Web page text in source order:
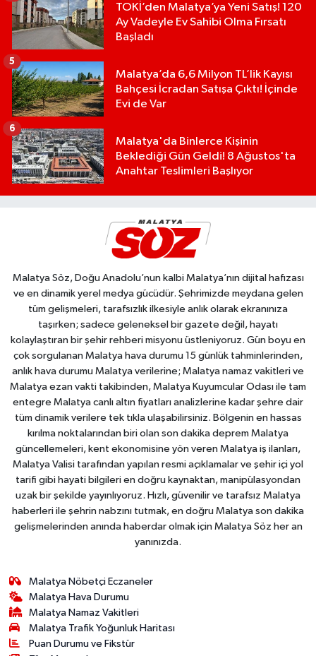
TOKİ’den Malatya’ya Yeni Satış! 120
Ay Vadeyle Ev Sahibi Olma Fırsatı
Başladı
Malatya’da 6,6 Milyon TL’lik Kayısı
Bahçesi İcradan Satışa Çıktı! İçinde
Evi de Var
5
Malatya'da Binlerce Kişinin
Beklediği Gün Geldi! 8 Ağustos'ta
Anahtar Teslimleri Başlıyor
6
Malatya Söz, Doğu Anadolu’nun kalbi Malatya’nın dijital hafızası
ve en dinamik yerel medya gücüdür. Şehrimizde meydana gelen
tüm gelişmeleri, tarafsızlık ilkesiyle anlık olarak ekranınıza
taşırken; sadece geleneksel bir gazete değil, hayatı
kolaylaştıran bir şehir rehberi misyonu üstleniyoruz. Gün boyu en
çok sorgulanan Malatya hava durumu 15 günlük tahminlerinden,
anlık hava durumu Malatya verilerine; Malatya namaz vakitleri ve
Malatya ezan vakti takibinden, Malatya Kuyumcular Odası ile tam
entegre Malatya canlı altın fiyatları analizlerine kadar şehre dair
tüm dinamik verilere tek tıkla ulaşabilirsiniz. Bölgenin en hassas
kırılma noktalarından biri olan son dakika deprem Malatya
güncellemeleri, kent ekonomisine yön veren Malatya iş ilanları,
Malatya Valisi tarafından yapılan resmi açıklamalar ve şehir içi yol
tarifi gibi hayati bilgileri en doğru kaynaktan, manipülasyondan
uzak bir şekilde yayınlıyoruz. Hızlı, güvenilir ve tarafsız Malatya
haberleri ile şehrin nabzını tutmak, en doğru Malatya son dakika
gelişmelerinden anında haberdar olmak için Malatya Söz her an
yanınızda.
Malatya Nöbetçi Eczaneler
Malatya Hava Durumu
Malatya Namaz Vakitleri
Malatya Trafik Yoğunluk Haritası
Puan Durumu ve Fikstür